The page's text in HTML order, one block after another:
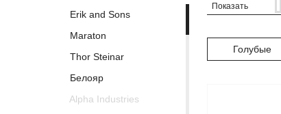
Erik and Sons
Maraton
Thor Steinar
Белояр
Alpha Industries
Показать
Голубые